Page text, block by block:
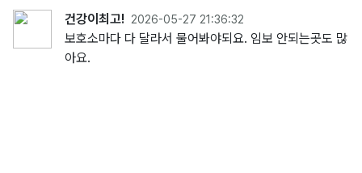
건강이최고! 2026-05-27 21:36:32
보호소마다 다 달라서 물어봐야되요. 임보 안되는곳도 많
아요.